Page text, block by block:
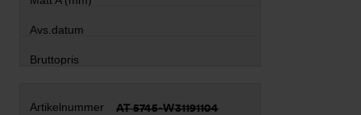
AT 5745-W31191104